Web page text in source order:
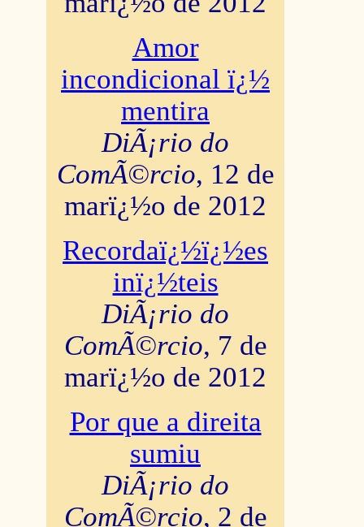
Amor
incondicional ï¿½
mentira
DiÃ¡rio do
ComÃ©rcio, 12 de
marï¿½o de 2012
Recordaï¿½ï¿½es
inï¿½teis
DiÃ¡rio do
ComÃ©rcio, 7 de
marï¿½o de 2012
Por que a direita
sumiu
DiÃ¡rio do
ComÃ©rcio, 2 de